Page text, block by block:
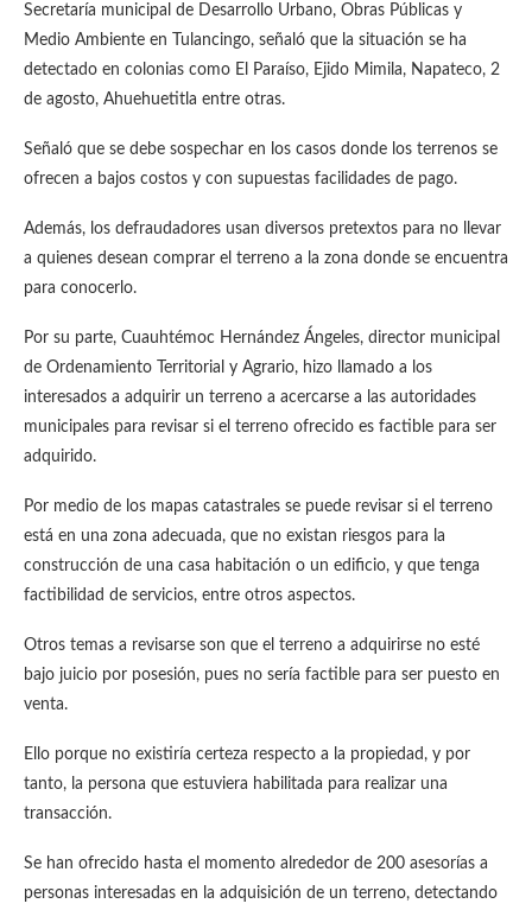
Secretaría municipal de Desarrollo Urbano, Obras Públicas y
Medio Ambiente en Tulancingo, señaló que la situación se ha
detectado en colonias como El Paraíso, Ejido Mimila, Napateco, 2
de agosto, Ahuehuetitla entre otras.
Señaló que se debe sospechar en los casos donde los terrenos se
ofrecen a bajos costos y con supuestas facilidades de pago.
Además, los defraudadores usan diversos pretextos para no llevar
a quienes desean comprar el terreno a la zona donde se encuentra
para conocerlo.
Por su parte, Cuauhtémoc Hernández Ángeles, director municipal
de Ordenamiento Territorial y Agrario, hizo llamado a los
interesados a adquirir un terreno a acercarse a las autoridades
municipales para revisar si el terreno ofrecido es factible para ser
adquirido.
Por medio de los mapas catastrales se puede revisar si el terreno
está en una zona adecuada, que no existan riesgos para la
construcción de una casa habitación o un edificio, y que tenga
factibilidad de servicios, entre otros aspectos.
Otros temas a revisarse son que el terreno a adquirirse no esté
bajo juicio por posesión, pues no sería factible para ser puesto en
venta.
Ello porque no existiría certeza respecto a la propiedad, y por
tanto, la persona que estuviera habilitada para realizar una
transacción.
Se han ofrecido hasta el momento alrededor de 200 asesorías a
personas interesadas en la adquisición de un terreno, detectando